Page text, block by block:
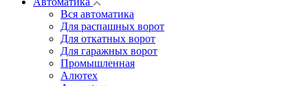
Вся автоматика
Для распашных ворот
Для откатных ворот
Для гаражных ворот
Промышленная
Алютех